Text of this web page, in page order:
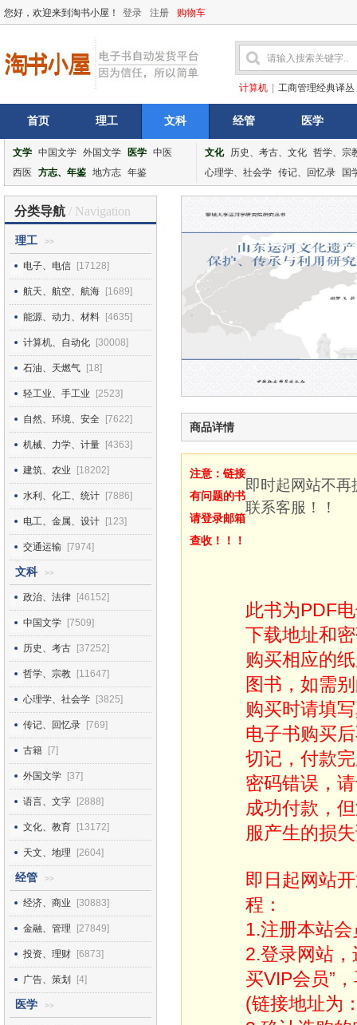
您好，欢迎来到淘书小屋！ 登录 注册 购物车
计算机 工商管理经典译丛
首页 理工 文科 经管 医学
文学 中国文学 外国文学 医学 中医
西医
方志、年鉴 地方志 年鉴
文化 历史、考古、文化 哲学、宗
心理学、社会学 传记、回忆录 国
分类导航 / Navigation
理工 >>
电子、电信 [17128]
航天、航空、航海 [1689]
能源、动力、材料 [4635]
计算机、自动化 [30008]
石油、天燃气 [18]
轻工业、手工业 [2523]
自然、环境、安全 [7622]
机械、力学、计量 [4363]
建筑、农业 [18202]
水利、化工、统计 [7886]
电工、金属、设计 [123]
交通运输 [7974]
文科 >>
政治、法律 [46152]
中国文学 [7509]
历史、考古 [37252]
哲学、宗教 [11647]
心理学、社会学 [3825]
传记、回忆录 [769]
古籍 [7]
外国文学 [37]
语言、文字 [2888]
文化、教育 [13172]
天文、地理 [2604]
经管 >>
经济、商业 [30883]
金融、管理 [27849]
投资、理财 [6873]
广告、策划 [4]
医学 >>
商品详情
注意：链接
有问题的书
请登录邮箱
查收！！！
即时起网站不
联系客服！！
此书为PDF
下载地址和
购买相应的
图书，如需
购买时请填
电子书购买
切记，付款
密码错误，
成功付款，
服产生的损
即日起网站
程：
1.注册本站会
2.登录网站，
买VIP会员”
(链接地址为